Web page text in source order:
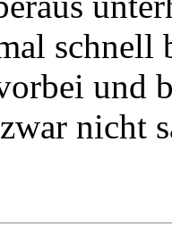
schnell
und
nicht